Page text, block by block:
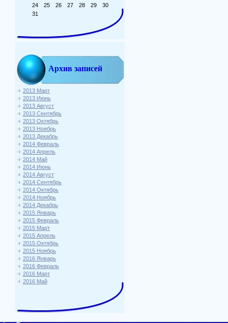
24
25 26 27 28 29
30
31
Архив записей
2013 Март
2013 Июнь
2013 Август
2013 Сентябрь
2013 Октябрь
2013 Ноябрь
2013 Декабрь
2014 Февраль
2014 Апрель
2014 Май
2014 Июнь
2014 Август
2014 Сентябрь
2014 Октябрь
2014 Ноябрь
2014 Декабрь
2015 Январь
2015 Февраль
2015 Март
2015 Апрель
2015 Октябрь
2015 Ноябрь
2016 Январь
2016 Февраль
2016 Март
2016 Май